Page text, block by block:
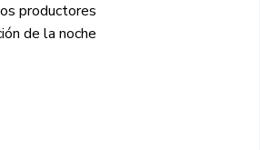
productores
de la noche